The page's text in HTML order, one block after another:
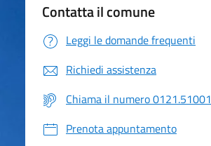
Contatta il comune
Leggi le domande frequenti
Richiedi assistenza
Chiama il numero 0121.51001
Prenota appuntamento